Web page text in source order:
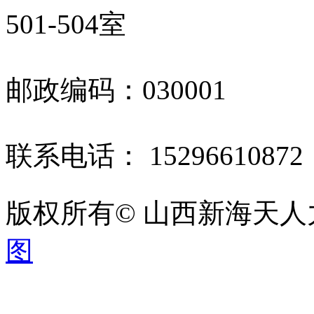
501-504室
邮政编码：030001
联系电话：
版权所有© 山西新海天
图